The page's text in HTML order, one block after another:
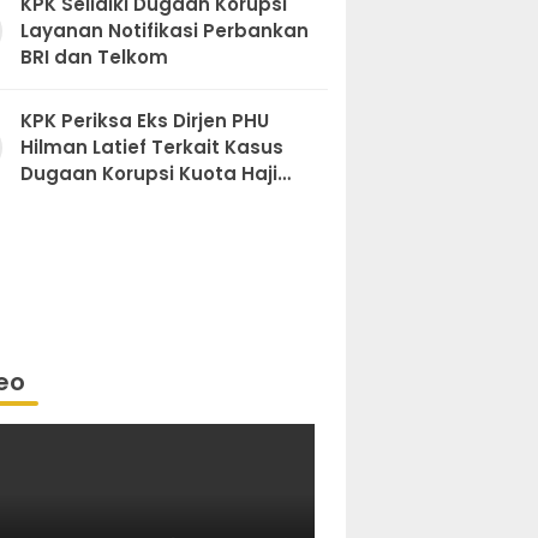
Layanan Notifikasi Perbankan
BRI dan Telkom
KPK Periksa Eks Dirjen PHU
Hilman Latief Terkait Kasus
Dugaan Korupsi Kuota Haji